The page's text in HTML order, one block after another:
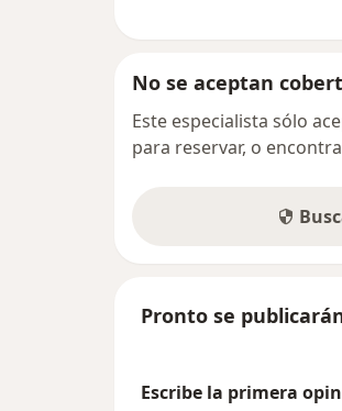
No se aceptan
Este especialista sólo
para reservar, o
Pronto se
Escribe la primera